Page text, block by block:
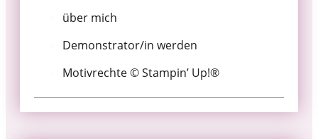
über mich
Demonstrator/in werden
Motivrechte © Stampin’ Up!®